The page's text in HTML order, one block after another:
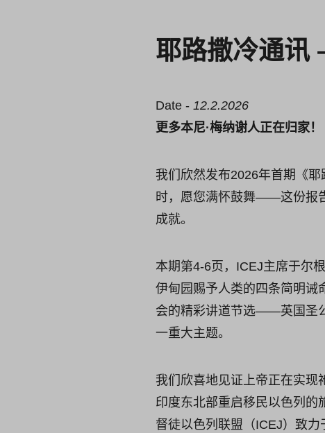
耶路撒冷通讯
Date - 12.2.2026
更多本尼·梅纳谢人正在归家！
我们欣然发布2026年首期《
时，愿您满怀鼓舞——这份报
成就。
本期第4-6页，ICEJ主席于尔
伊甸园赐予人类的四条简明
会的精彩讲道节选——英国圣
一重大主题。
我们欣喜地见证上帝正在实
印度东北部重启移民以色列的
督徒以色列联盟（ICEJ）致